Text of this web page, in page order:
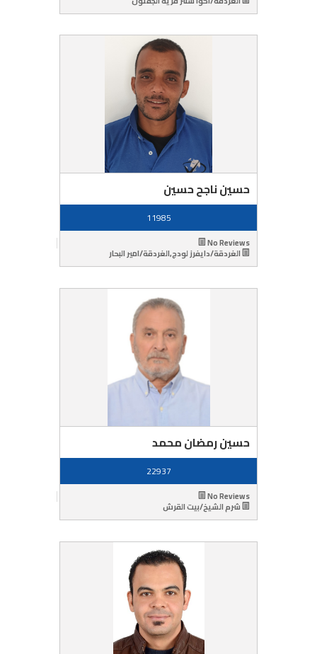
حسين ناجح حسين
11985
No Reviews
الغردقة/دايفرز لودج,الغردقة/امير البحار
حسين رمضان محمد
22937
No Reviews
شرم الشيخ/بيت القرش